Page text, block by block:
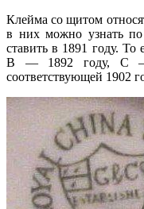
Клейма со щитом
в них можно узнать
ставить в 1891 году. То
B — 1892 году, С
соответствующей 1902